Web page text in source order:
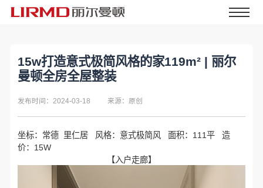
15w打造意式极简风格的家119m² | 丽尔
曼顿全房全屋整装
发布时间：2024-03-18 来源：原创
坐标：常德 里仁居 风格：意式极简风 面积：111平 造
价：15W
【入户走廊】